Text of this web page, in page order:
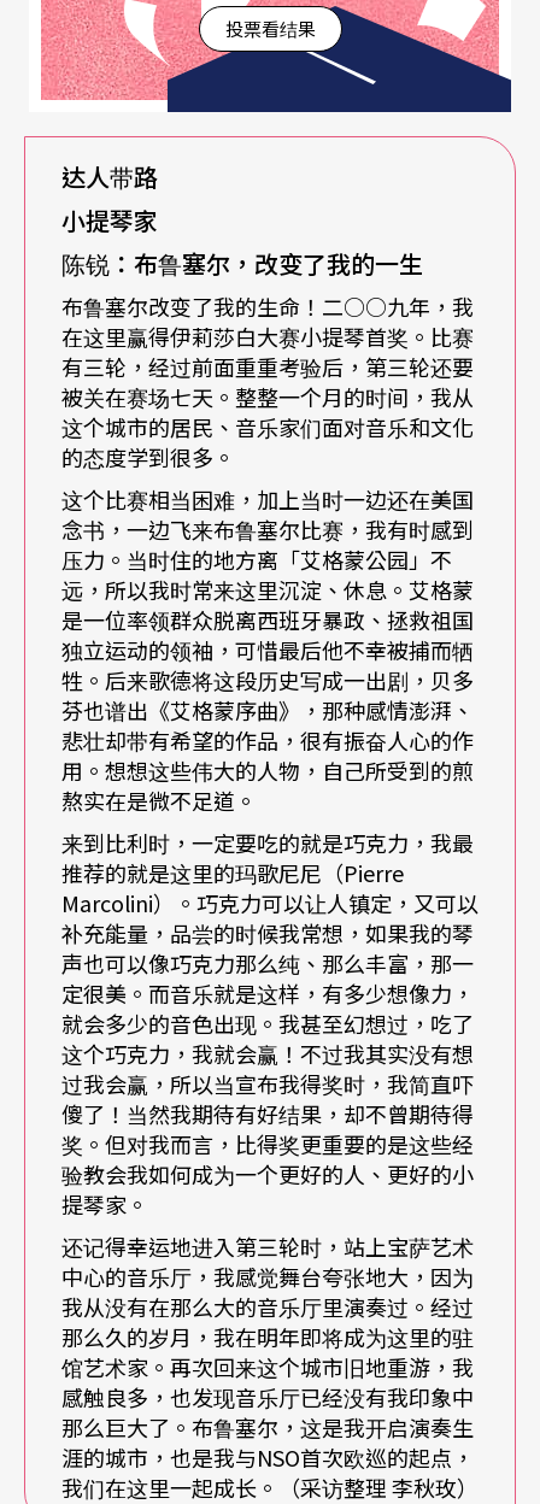
struments Museum，MIM）相当乐于与民众来往。
这座博物馆原本属于布鲁塞尔皇家音乐学院，一八
七七年开始收藏各类珍贵乐器，但因为后来学校迁
址，博物馆只好另觅去处。然而因为乐器存放条件
及馆藏增加速度，迫使博物馆又得搬家。一九七○
年末，这些馆藏只能分布在超过十五个建筑物内。
直到一九七八年，联邦政府才警觉必须要为MIM找
一个解决方案，因此才协助收购英格兰旧建筑物，
规划展管、储存与管理。
在经过长时间于其他地方放置、规划、展览，至二
○○○年新的博物馆重新开放。馆藏超过八千件，
仅有约一千两百件展出。远远看见MIM博物馆，就
可以发现建筑物本身就非常有观赏价值。外型不但
镶嵌许多可爱的音符，整栋房子还是新艺术风格的
经典之作。绵延不绝的柔美藤蔓与装饰性强烈的花
卉曲线，不但突显建筑造型，连内部电梯的栏杆、
扶手都美丽一如艺术品。
听得见历史与时并进
展览内容以楼层分类：一楼是各国的「传统乐
器」；二楼是「西洋乐器的艺术品」，除了想像中
的乐器型制外，还将乐器做得像艺术品那般美丽；
四楼是「键盘乐器」，从大键琴、古钢琴到现代钢
琴……各种形状、大小、绘画、装饰都令人啧啧称
奇。最有趣的，是地下一楼的「机械与电子合成乐
器」，展示许多当年从传统跨越到电子时代之间，
所发明的用音波、仪器等来开发音色的「乐器」。
整个展览涵盖从古代至廿世纪欧、亚、非各地的乐
器与创意，让乐器的演变过程衬著历史的脉络，映
在访客的脑海中。最特别的是那些存在历史名词中
未曾见过的乐器，如今不仅出现在眼前，还能够透
过馆方设计的音档，透过耳机亲身聆听到乐器的声
音，实属难得。
投票看结果
达人带路
小提琴家
陈锐：布鲁塞尔，改变了我的一生
布鲁塞尔改变了我的生命！二○○九年，我
在这里赢得伊莉莎白大赛小提琴首奖。比赛
有三轮，经过前面重重考验后，第三轮还要
被关在赛场七天。整整一个月的时间，我从
这个城市的居民、音乐家们面对音乐和文化
的态度学到很多。
这个比赛相当困难，加上当时一边还在美国
念书，一边飞来布鲁塞尔比赛，我有时感到
压力。当时住的地方离「艾格蒙公园」不
远，所以我时常来这里沉淀、休息。艾格蒙
是一位率领群众脱离西班牙暴政、拯救祖国
独立运动的领袖，可惜最后他不幸被捕而牺
牲。后来歌德将这段历史写成一出剧，贝多
芬也谱出《艾格蒙序曲》，那种感情澎湃、
悲壮却带有希望的作品，很有振奋人心的作
用。想想这些伟大的人物，自己所受到的煎
熬实在是微不足道。
来到比利时，一定要吃的就是巧克力，我最
推荐的就是这里的玛歌尼尼（Pierre
Marcolini）。巧克力可以让人镇定，又可以
补充能量，品尝的时候我常想，如果我的琴
声也可以像巧克力那么纯、那么丰富，那一
定很美。而音乐就是这样，有多少想像力，
就会多少的音色出现。我甚至幻想过，吃了
这个巧克力，我就会赢！不过我其实没有想
过我会赢，所以当宣布我得奖时，我简直吓
傻了！当然我期待有好结果，却不曾期待得
奖。但对我而言，比得奖更重要的是这些经
验教会我如何成为一个更好的人、更好的小
提琴家。
还记得幸运地进入第三轮时，站上宝萨艺术
中心的音乐厅，我感觉舞台夸张地大，因为
我从没有在那么大的音乐厅里演奏过。经过
那么久的岁月，我在明年即将成为这里的驻
馆艺术家。再次回来这个城市旧地重游，我
感触良多，也发现音乐厅已经没有我印象中
那么巨大了。布鲁塞尔，这是我开启演奏生
涯的城市，也是我与NSO首次欧巡的起点，
我们在这里一起成长。（采访整理 李秋玫）